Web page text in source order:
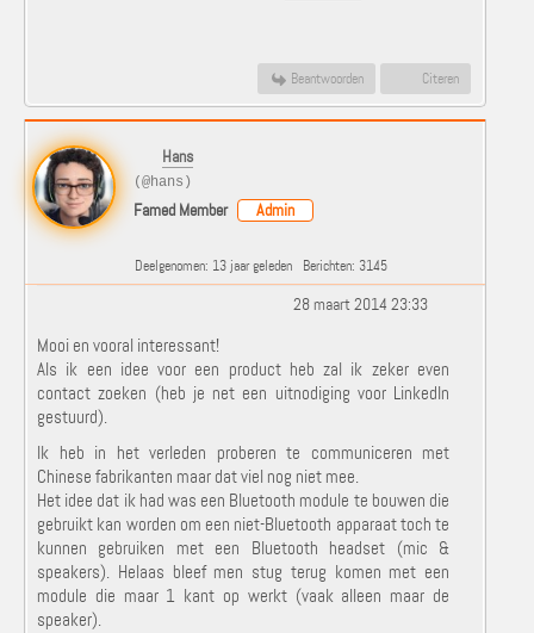
Beantwoorden Citeren
Hans
(@hans)
Famed Member Admin
Deelgenomen: 13 jaar geleden Berichten: 3145
28 maart 2014 23:33
Mooi en vooral interessant!
Als ik een idee voor een product heb zal ik zeker even
contact zoeken (heb je net een uitnodiging voor LinkedIn
gestuurd).
Ik heb in het verleden proberen te communiceren met
Chinese fabrikanten maar dat viel nog niet mee.
Het idee dat ik had was een Bluetooth module te bouwen die
gebruikt kan worden om een niet-Bluetooth apparaat toch te
kunnen gebruiken met een Bluetooth headset (mic &
speakers). Helaas bleef men stug terug komen met een
module die maar 1 kant op werkt (vaak alleen maar de
speaker).